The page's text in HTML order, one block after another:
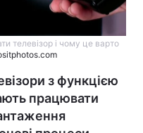
телевізор і чому це варто
з функцією
працювати